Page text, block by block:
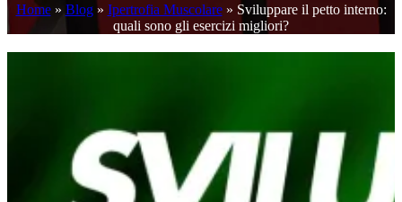
Home» Blog» Ipertrofia Muscolare» Sviluppare il petto interno:
quali sono gli esercizi migliori?